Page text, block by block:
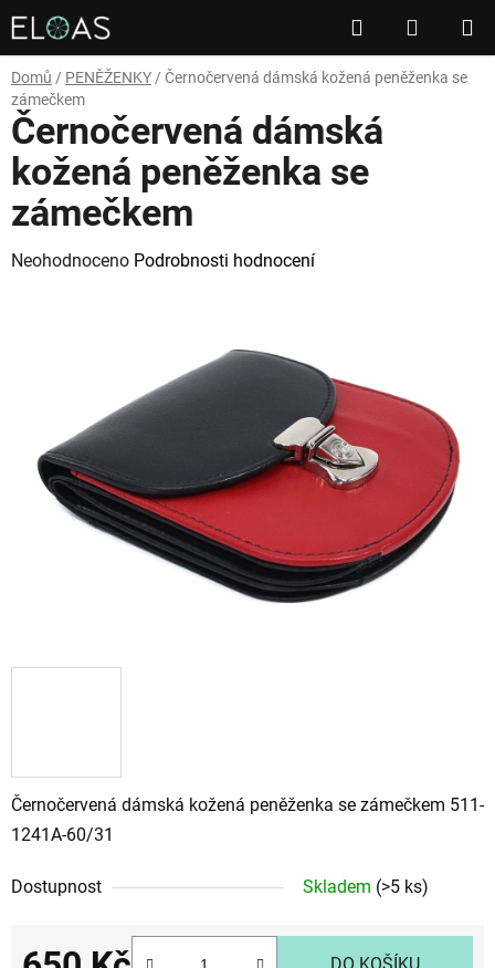
Přejít
na
obsah
Hledat
KOŠÍK
Domů / PENĚŽENKY / Černočervená dámská kožená peněženka se
zámečkem
Černočervená dámská kožená peněženka se zámečkem 511-
1241A-60/31
Dostupnost Skladem (>5 ks)
DO KOŠÍKU
Černočervená dámská
kožená peněženka se
zámečkem
Průměrné
hvězdiček.
Neohodnoceno Podrobnosti hodnocení